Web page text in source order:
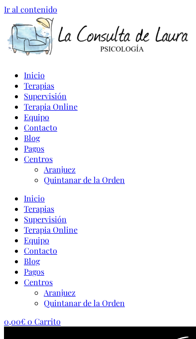
Ir al contenido
Inicio
Terapias
Supervisión
Terapia Online
Equipo
Contacto
Blog
Pagos
Centros
Aranjuez
Quintanar de la Orden
Inicio
Terapias
Supervisión
Terapia Online
Equipo
Contacto
Blog
Pagos
Centros
Aranjuez
Quintanar de la Orden
0,00€0 Carrito